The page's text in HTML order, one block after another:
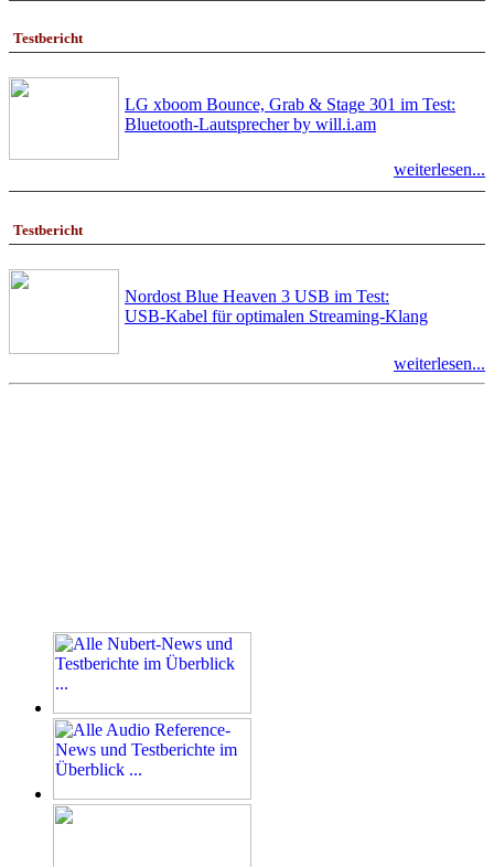
Testbericht
LG xboom Bounce, Grab & Stage 301 im Test:
Bluetooth-Lautsprecher by will.i.am
weiterlesen...
Testbericht
Nordost Blue Heaven 3 USB im Test:
USB-Kabel für optimalen Streaming-Klang
weiterlesen...